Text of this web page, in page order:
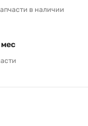
в наличии